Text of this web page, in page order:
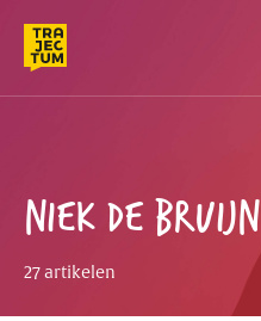
content
NIEK DE BRUIJN
27 artikelen